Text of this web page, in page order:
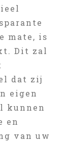
mate, is
Dit zal
dat zij
eigen
kunnen
en
van uw